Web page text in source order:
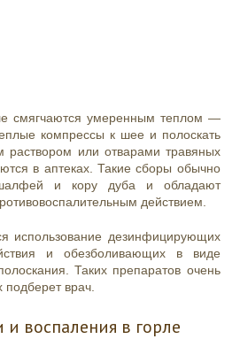
смягчаются умеренным теплом —
компрессы к шее и полоскать
раствором или отварами травяных
в аптеках. Такие сборы обычно
и кору дуба и обладают
действием.
использование дезинфицирующих
и обезболивающих в виде
Таких препаратов очень
врач.
и воспаления в горле